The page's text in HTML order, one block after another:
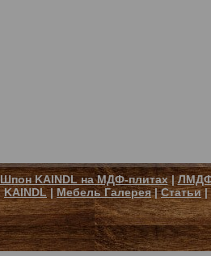
Шпон KAINDL на МДФ-плитах|ЛМДФ
KAINDL| Мебель Галерея|Статьи|